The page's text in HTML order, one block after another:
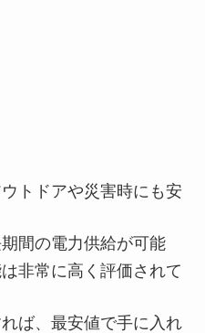
トドアや災害時にも安
間の電力供給が可能
非常に高く評価されて
ば、最安値で手に入れ